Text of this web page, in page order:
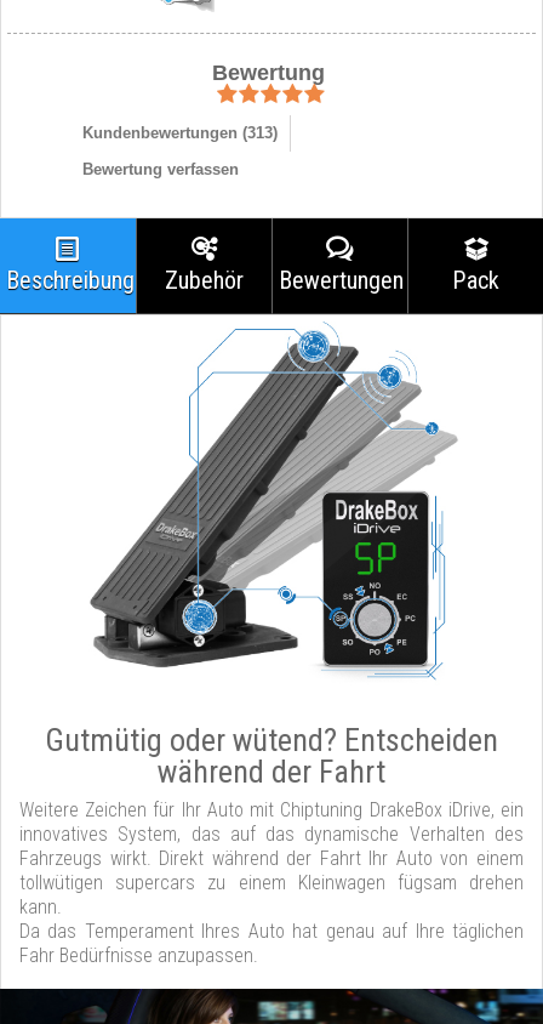
Bewertung
Kundenbewertungen (313)
Bewertung verfassen
Beschreibung Zubehör Bewertungen Pack
Gutmütig oder wütend? Entscheiden
während der Fahrt
Weitere Zeichen für Ihr Auto mit Chiptuning DrakeBox iDrive, ein
innovatives System, das auf das dynamische Verhalten des
Fahrzeugs wirkt. Direkt während der Fahrt Ihr Auto von einem
tollwütigen supercars zu einem Kleinwagen fügsam drehen
kann.
Da das Temperament Ihres Auto hat genau auf Ihre täglichen
Fahr Bedürfnisse anzupassen.